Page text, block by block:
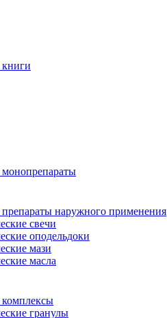
книги
монопрепараты
препараты наружного применения
свечи
оподельдоки
мази
масла
комплексы
гранулы